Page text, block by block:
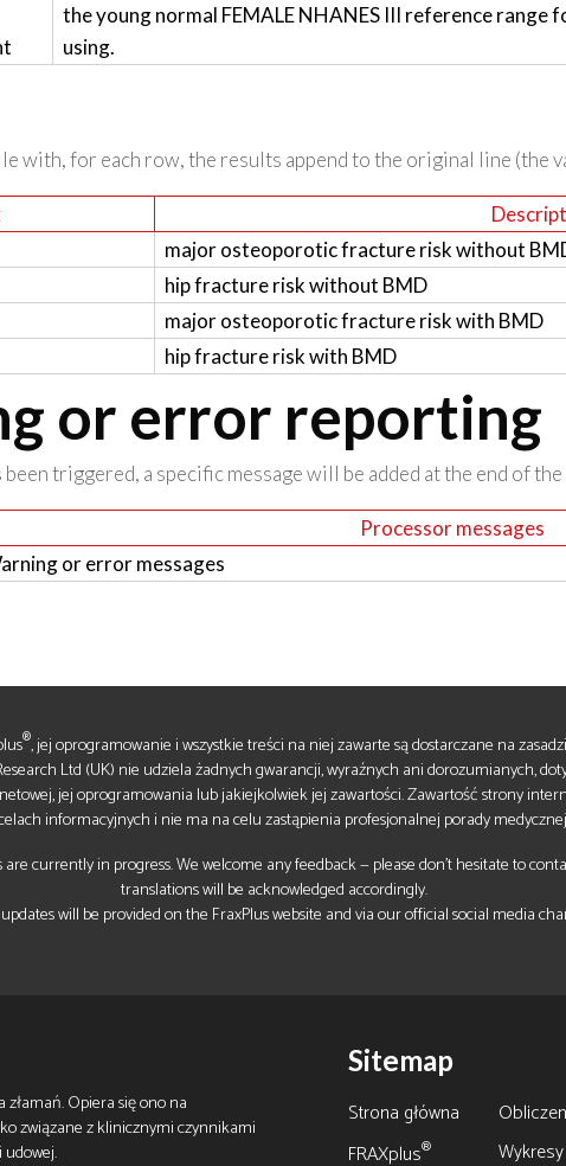
the young normal FEMALE NHANES III reference range
using.
with, for each row, the results append to the original line (the
major osteoporotic fracture risk without
hip fracture risk without BMD
major osteoporotic fracture risk with BMD
hip fracture risk with BMD
or error reporting
triggered, a specific message will be added at the end of
Processor messages
or error messages
®, jej oprogramowanie i wszystkie treści na niej zawarte są dostarczane na
Ltd (UK) nie udziela żadnych gwarancji, wyraźnych ani dorozumianych,
jej oprogramowania lub jakiejkolwiek jej zawartości. Zawartość strony
informacyjnych i nie ma na celu zastąpienia profesjonalnej porady
currently in progress. We welcome any feedback — please don’t hesitate to
translations will be acknowledged accordingly.
will be provided on the FraxPlus website and via our official social media
Opiera się ono na
związane z klinicznymi czynnikami
Sitemap
Strona główna
FRAXplus®
Wykresy